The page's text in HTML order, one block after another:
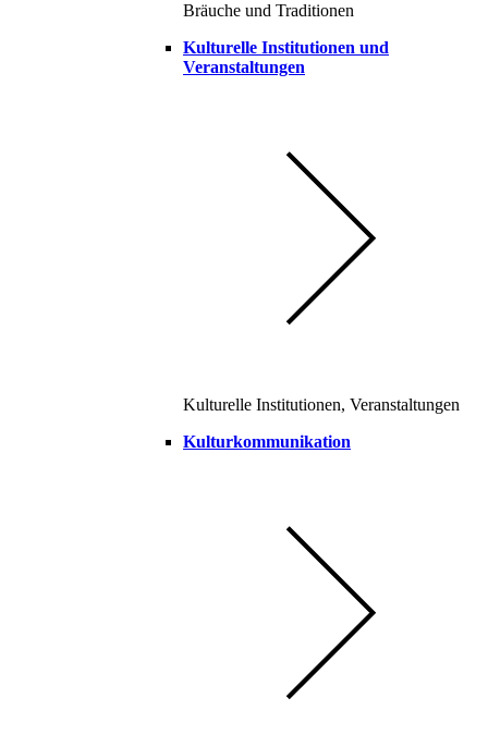
Bräuche und Traditionen
Kulturelle Institutionen und
Veranstaltungen
Kulturelle Institutionen, Veranstaltungen
Kulturkommunikation